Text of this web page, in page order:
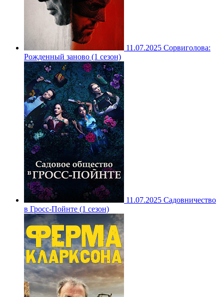
11.07.2025 Сорвиголова:
Рожденный заново (1 сезон)
11.07.2025 Садовничество
в Гросс-Пойнте (1 сезон)